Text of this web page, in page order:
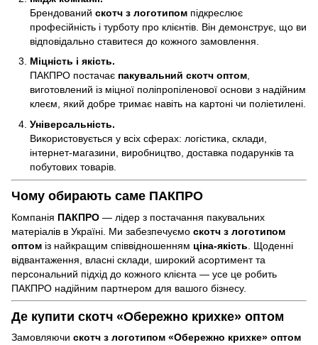
Брендований скотч з логотипом підкреслює
професійність і турботу про клієнтів. Він демонструє, що ви
відповідально ставитеся до кожного замовлення.
Міцність і якість.
ПАКПРО постачає пакувальний скотч оптом,
виготовлений із міцної поліпропіленової основи з надійним
клеєм, який добре тримає навіть на картоні чи поліетилені.
Універсальність.
Використовується у всіх сферах: логістика, склади,
інтернет-магазини, виробництво, доставка подарунків та
побутових товарів.
Чому обирають саме ПАКПРО
Компанія ПАКПРО — лідер з постачання пакувальних
матеріалів в Україні. Ми забезпечуємо скотч з логотипом
оптом із найкращим співвідношенням ціна-якість . Щоденні
відвантаження, власні склади, широкий асортимент та
персональний підхід до кожного клієнта — усе це робить
ПАКПРО надійним партнером для вашого бізнесу.
Де купити скотч «Обережно крихке» оптом
Замовляючи скотч з логотипом «Обережно крихке» оптом